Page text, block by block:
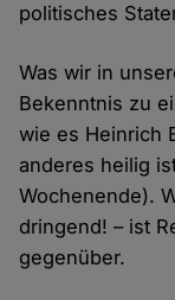
politisches
Was wir in
Bekenntnis zu
wie es Heinrich
anderes heilig
Wochenende).
dringend! – ist
gegenüber.